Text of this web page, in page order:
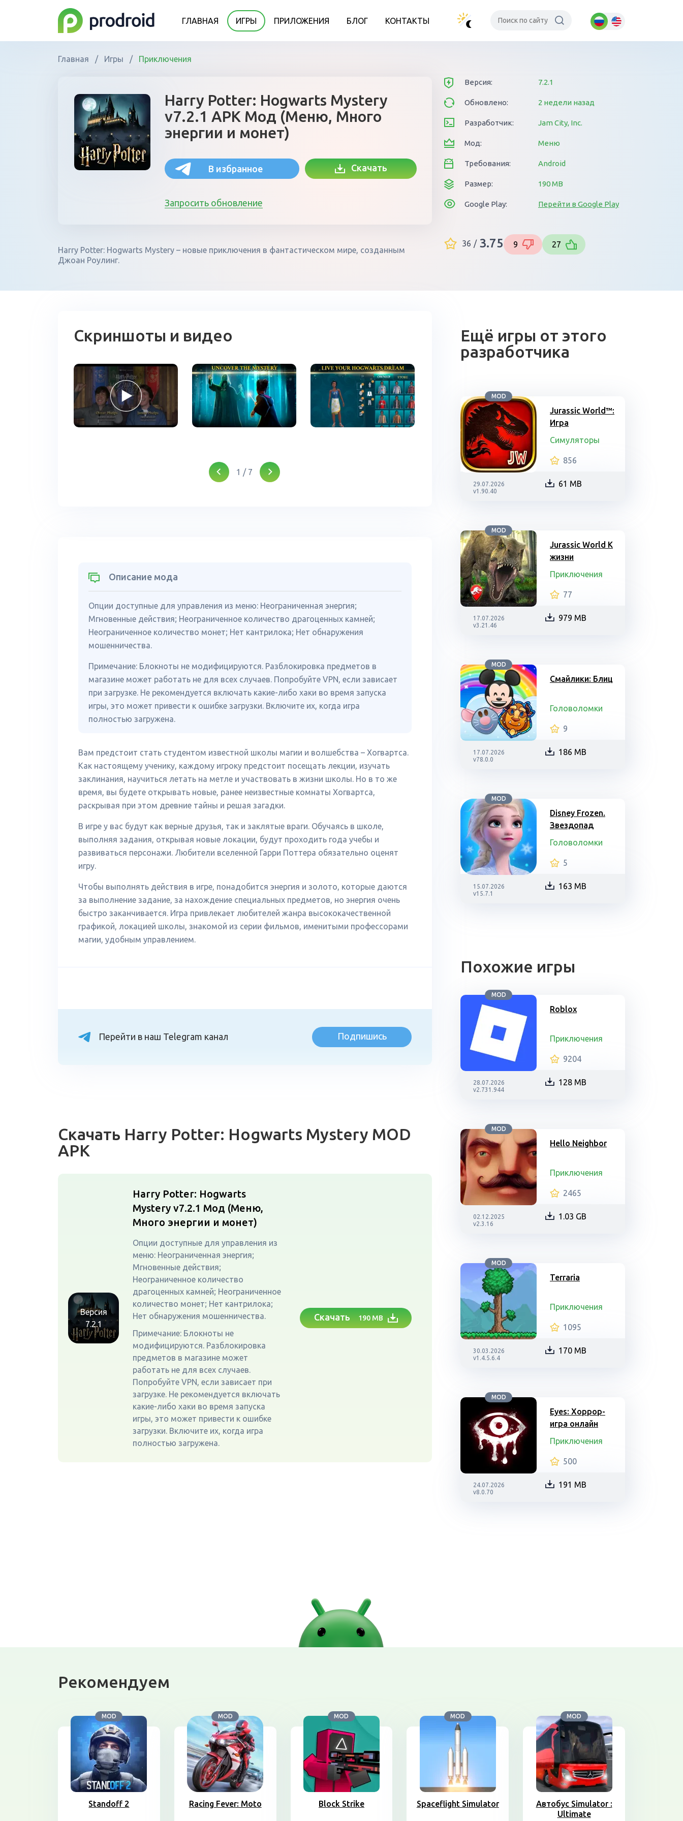
ГЛАВНАЯ ИГРЫ ПРИЛОЖЕНИЯ БЛОГ КОНТАКТЫ
Главная / Игры / Приключения
Harry Potter: Hogwarts Mystery
v7.2.1 APK Мод (Меню, Много
энергии и монет)
В избранное Скачать
Запросить обновление
Harry Potter: Hogwarts Mystery – новые приключения в фантастическом мире, созданным
Джоан Роулинг.
Версия: 7.2.1
Обновлено: 2 недели назад
Разработчик: Jam City, Inc.
Мод: Меню
Требования: Android
Размер: 190 MB
Google Play: Перейти в Google Play
36 / 3.75 9 27
Скриншоты и видео
1 / 7
Описание мода
Опции доступные для управления из меню: Неограниченная энергия;
Мгновенные действия; Неограниченное количество драгоценных камней;
Неограниченное количество монет; Нет кантрилока; Нет обнаружения
мошенничества.
Примечание: Блокноты не модифицируются. Разблокировка предметов в
магазине может работать не для всех случаев. Попробуйте VPN, если зависает
при загрузке. Не рекомендуется включать какие-либо хаки во время запуска
игры, это может привести к ошибке загрузки. Включите их, когда игра
полностью загружена.
Вам предстоит стать студентом известной школы магии и волшебства – Хогвартса.
Как настоящему ученику, каждому игроку предстоит посещать лекции, изучать
заклинания, научиться летать на метле и участвовать в жизни школы. Но в то же
время, вы будете открывать новые, ранее неизвестные комнаты Хогвартса,
раскрывая при этом древние тайны и решая загадки.
В игре у вас будут как верные друзья, так и заклятые враги. Обучаясь в школе,
выполняя задания, открывая новые локации, будут проходить года учебы и
развиваться персонажи. Любители вселенной Гарри Поттера обязательно оценят
игру.
Чтобы выполнять действия в игре, понадобится энергия и золото, которые даются
за выполнение задание, за нахождение специальных предметов, но энергия очень
быстро заканчивается. Игра привлекает любителей жанра высококачественной
графикой, локацией школы, знакомой из серии фильмов, именитыми профессорами
магии, удобным управлением.
Перейти в наш Telegram канал Подпишись
Скачать Harry Potter: Hogwarts Mystery MOD
APK
Версия
7.2.1
Harry Potter: Hogwarts
Mystery v7.2.1 Мод (Меню,
Много энергии и монет)
Опции доступные для управления из
меню: Неограниченная энергия;
Мгновенные действия;
Неограниченное количество
драгоценных камней; Неограниченное
количество монет; Нет кантрилока;
Нет обнаружения мошенничества.
Примечание: Блокноты не
модифицируются. Разблокировка
предметов в магазине может
работать не для всех случаев.
Попробуйте VPN, если зависает при
загрузке. Не рекомендуется включать
какие-либо хаки во время запуска
игры, это может привести к ошибке
загрузки. Включите их, когда игра
полностью загружена.
Скачать 190 MB
Ещё игры от этого
разработчика
MOD
Jurassic World™:
Игра
Симуляторы
856
29.07.2026
v1.90.40
61 MB
MOD
Jurassic World К
жизни
Приключения
77
17.07.2026
v3.21.46
979 MB
MOD
Смайлики: Блиц
Головоломки
9
17.07.2026
v78.0.0
186 MB
MOD
Disney Frozen.
Звездопад
Головоломки
5
15.07.2026
v15.7.1
163 MB
Похожие игры
MOD
Roblox
Приключения
9204
28.07.2026
v2.731.944
128 MB
MOD
Hello Neighbor
Приключения
2465
02.12.2025
v2.3.16
1.03 GB
MOD
Terraria
Приключения
1095
30.03.2026
v1.4.5.6.4
170 MB
MOD
Eyes: Хоррор-
игра онлайн
Приключения
500
24.07.2026
v8.0.70
191 MB
Рекомендуем
MOD
Standoff 2
MOD
Racing Fever: Moto
MOD
Block Strike
MOD
Spaceflight Simulator
MOD
Автобус Simulator :
Ultimate